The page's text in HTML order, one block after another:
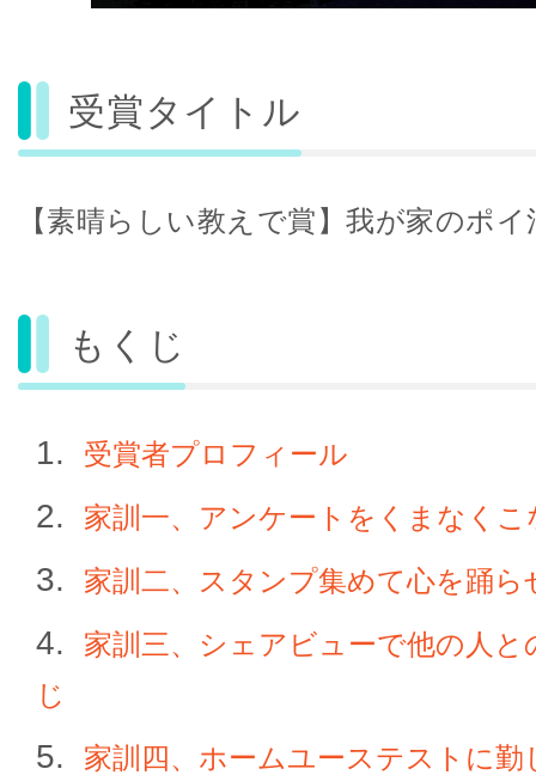
受賞タイトル
【素晴らしい教えで賞】我が家のポ
もくじ
受賞者プロフィール
家訓一、アンケートをくまなくこ
家訓二、スタンプ集めて心を踊ら
家訓三、シェアビューで他の人と
じ
家訓四、ホームユーステストに勤